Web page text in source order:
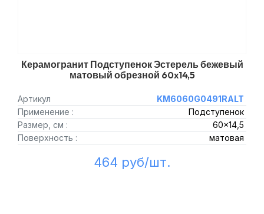
Керамогранит Подступенок Эстерель бежевый
матовый обрезной 60x14,5
Артикул
KM6060G0491RALT
Применение :
Подступенок
Размер, см :
60x14,5
Поверхность :
матовая
464 руб/шт.